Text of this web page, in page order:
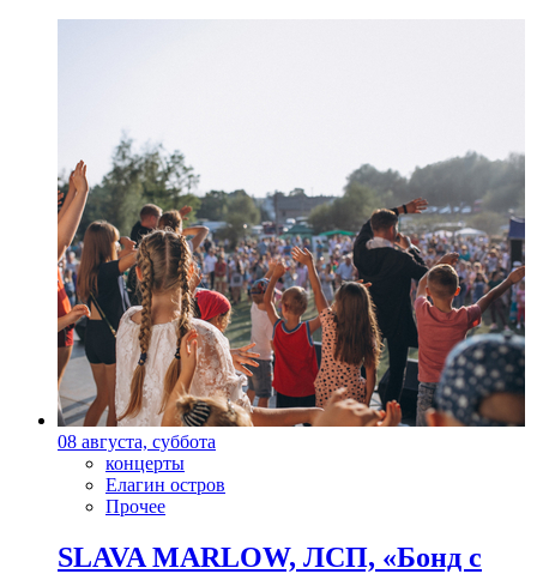
08 августа, суббота
концерты
Елагин остров
Прочее
SLAVA MARLOW, ЛСП, «Бонд с